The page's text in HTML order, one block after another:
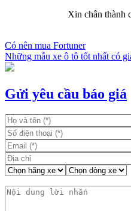
Xin chân thành
Điều
hướng
bài
Có nên mua Fortuner
Những mẫu xe ô tô tốt nhất có
Gửi yêu cầu báo giá